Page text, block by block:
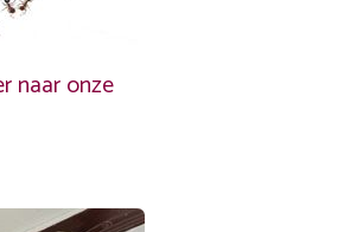
naar onze